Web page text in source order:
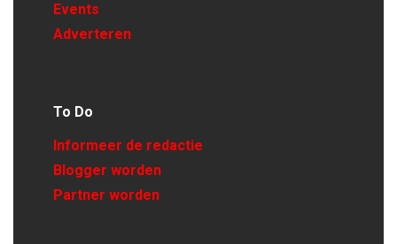
Events
Adverteren
To Do
Informeer de redactie
Blogger worden
Partner worden